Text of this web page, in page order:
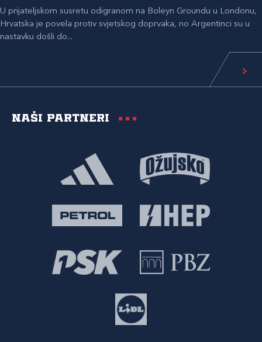
U prijateljskom susretu odigranom na Boleyn Groundu u Londonu,
Hrvatska je povela protiv svjetskog doprvaka, no Argentinci su u
nastavku došli do...
Naši partneri